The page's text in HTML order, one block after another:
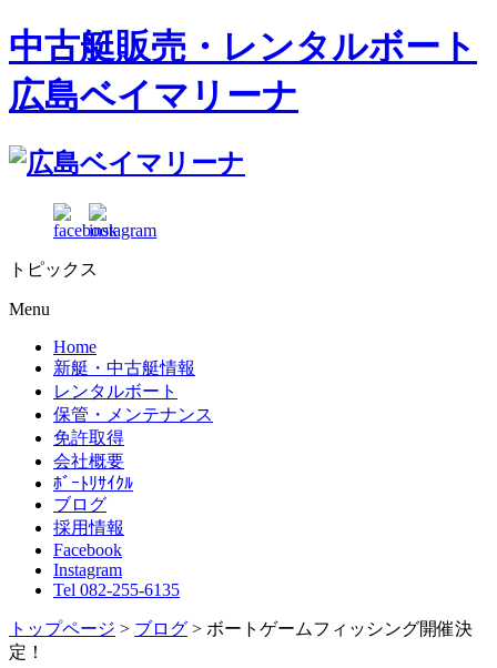
中古艇販売・レンタルボート
広島ベイマリーナ
トピックス
Menu
Home
新艇・中古艇情報
レンタルボート
保管・メンテナンス
免許取得
会社概要
ﾎﾞｰﾄﾘｻｲｸﾙ
ブログ
採用情報
Facebook
Instagram
Tel 082-255-6135
トップページ > ブログ > ボートゲームフィッシング開催決
定！